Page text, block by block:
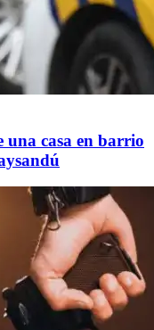
una casa en barrio